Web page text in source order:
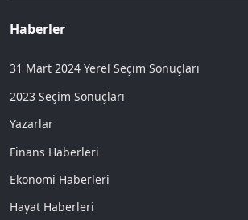
Haberler
31 Mart 2024 Yerel Seçim Sonuçları
2023 Seçim Sonuçları
Yazarlar
Finans Haberleri
Ekonomi Haberleri
Hayat Haberleri